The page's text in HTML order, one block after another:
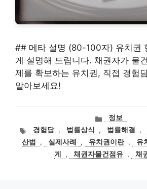
## 메타 설명 (80-100자) 유치권
게 설명해 드립니다. 채권자가 물
제를 확보하는 유치권, 직접 경험
알아보세요!
카
테
고
리
정보
태
그
경험담 , 법률상식 , 법률해결 ,
산법
, 실제사례 , 유치권이란 ,
유
게
, 채권자물건점유 , 채